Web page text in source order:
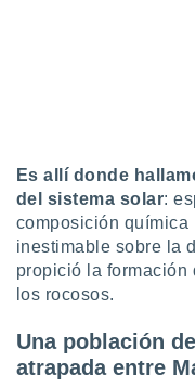
cookies
aceptar
de
sitio
de que
Es allí donde
del sistema solar:
composición química
inestimable sobre la
propició la formación
los rocosos.
Una población
atrapada entre